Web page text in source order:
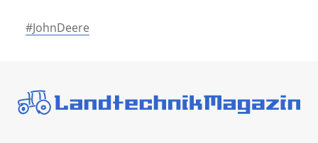
#JohnDeere